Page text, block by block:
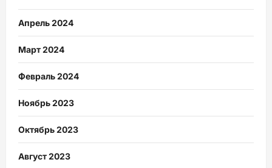
Апрель 2024
Март 2024
Февраль 2024
Ноябрь 2023
Октябрь 2023
Август 2023